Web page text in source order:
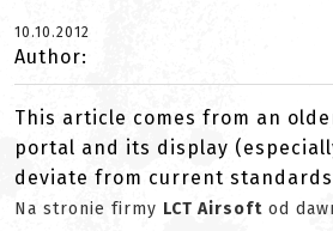
10.10.2012
Author:
This article comes from an
portal and its display
deviate from current
Na stronie firmy LCT Airsoft od